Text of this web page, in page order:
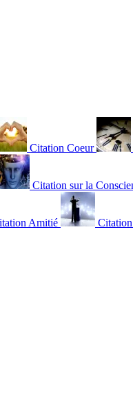
Citation Coeur
Citation sur la
Amitié